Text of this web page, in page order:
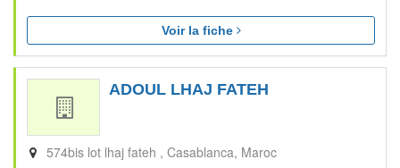
Voir la fiche
ADOUL LHAJ FATEH
574bis lot lhaj fateh Casablanca Maroc